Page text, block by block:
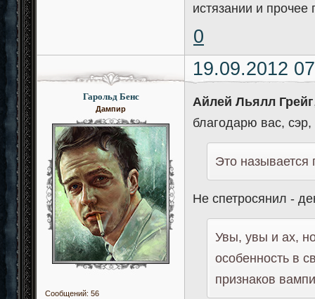
истязании и прочее
0
19.09.2012
Гарольд Бенс
Дампир
Сообщений: 56
Айлей Льялл Грейг
благодарю вас,
Это называется
Не спетросянил -
Увы, увы и ах,
особенность в
признаков